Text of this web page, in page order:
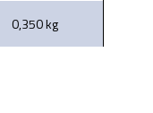
0,350 kg